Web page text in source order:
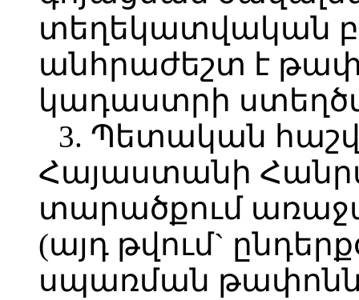
տեղեկատվական
անհրաժեշտ է
կադաստրի
3. Պետական
Հայաստանի
տարածքում
(այդ թվում`
սպառման